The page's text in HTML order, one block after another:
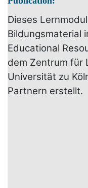
Dieses
Bildungsmaterial
Educational
dem Zentrum für
Universität zu
Partnern erstellt.